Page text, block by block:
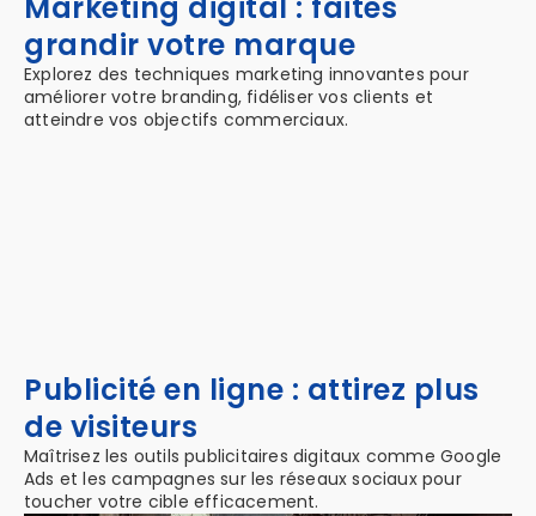
Marketing digital : faites
grandir votre marque
Explorez des techniques marketing innovantes pour
améliorer votre branding, fidéliser vos clients et
atteindre vos objectifs commerciaux.
Publicité en ligne : attirez plus
de visiteurs
Maîtrisez les outils publicitaires digitaux comme Google
Ads et les campagnes sur les réseaux sociaux pour
toucher votre cible efficacement.